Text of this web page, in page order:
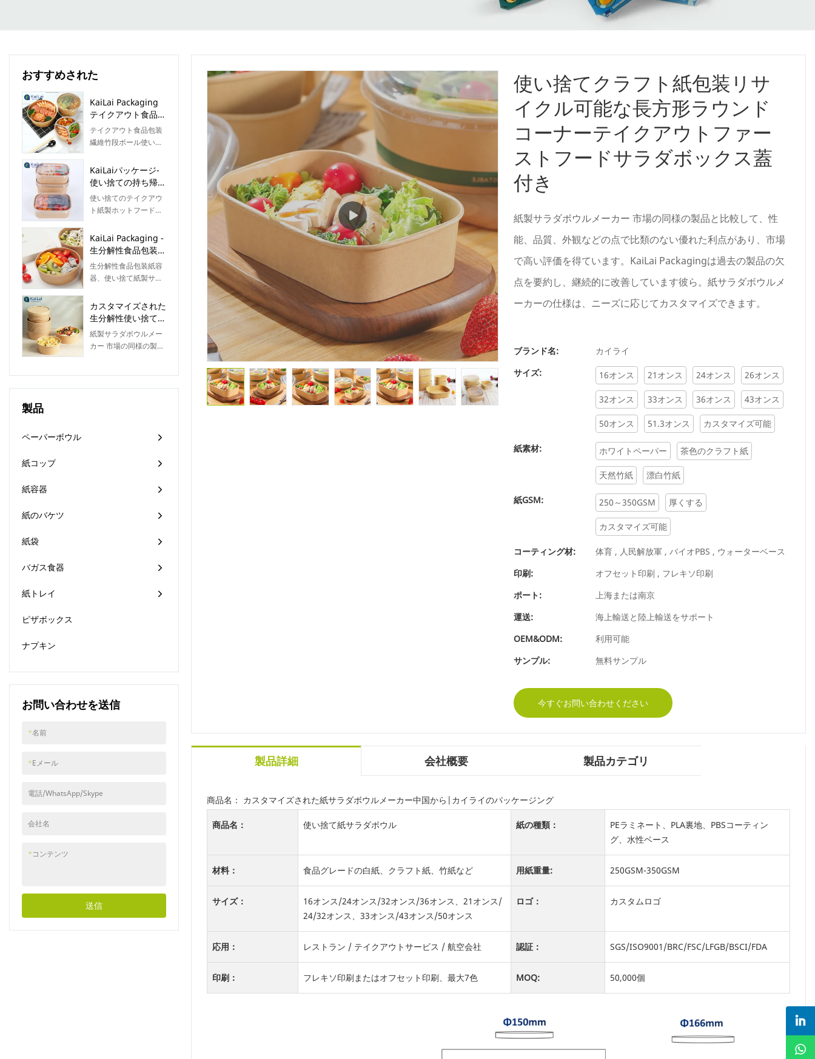
使い捨てクラフト紙包装リサ
イクル可能な長方形ラウンド
コーナーテイクアウトファー
ストフードサラダボックス蓋
付き
紙製サラダボウルメーカー 市場の同様の製品と比較して、性
能、品質、外観などの点で比類のない優れた利点があり、市場
で高い評価を得ています。KaiLai Packagingは過去の製品の欠
点を要約し、継続的に改善しています彼ら。紙サラダボウルメ
ーカーの仕様は、ニーズに応じてカスタマイズできます。
ブランド名:
カイライ
サイズ:
16オンス 21オンス 24オンス 26オンス
32オンス 33オンス 36オンス 43オンス
50オンス 51.3オンス カスタマイズ可能
紙素材: ホワイトペーパー 茶色のクラフト紙
天然竹紙 漂白竹紙
紙GSM: 250～350GSM 厚くする
カスタマイズ可能
コーティング材:
体育 , 人民解放軍 , バイオPBS , ウォーターベース
印刷:
オフセット印刷 , フレキソ印刷
ポート:
上海または南京
運送:
海上輸送と陸上輸送をサポート
OEM&ODM:
利用可能
サンプル:
無料サンプル
今すぐお問い合わせください
製品詳細 会社概要 製品カテゴリ
商品名： カスタマイズされた紙サラダボウルメーカー中国から|カイライのパッケージング
商品名： 使い捨て紙サラダボウル 紙の種類：
PEラミネート、PLA裏地、PBSコーティン
グ、水性ベース
材料： 食品グレードの白紙、クラフト紙、竹紙など 用紙重量: 250GSM-350GSM
サイズ：
16オンス/24オンス/32オンス/36オンス、21オンス/
24/32オンス、33オンス/43オンス/50オンス
ロゴ： カスタムロゴ
応用： レストラン / テイクアウトサービス / 航空会社 認証： SGS/ISO9001/BRC/FSC/LFGB/BSCI/FDA
印刷： フレキソ印刷またはオフセット印刷、最大7色 MOQ: 50,000個
おすすめされた
KaiLai Packaging
テイクアウト食品包
装 使い捨て紙サラ
ダボウルカップ 蓋
テイクアウト食品包装
繊維竹段ボール使い捨
プ印刷蓋付き、高い売
上高は、企業が新しい
的障壁を確立および強
化するのに役立ちま
は長期間にわたって強
力な競争力を維持でき
ます。さらに、この製
品は画期的なイノベー
特徴としています。テ
クノロジーは、市場の
需要をよりよく満たす
ために適用されます。
KaiLaiパッケージ-
使い捨ての持ち帰り
用の紙の温かい食べ
物の容器プラスチッ
ラダボウル
使い捨てのテイクアウ
ト紙製ホットフード容
蓋が付いた長方形の紙
ボウルは、さまざまな
ざまな用途があり、さ
まざまな顧客のさまざ
ます。また、簡潔な構
造と高品質を設計原則
としています。
KaiLai Packaging -
生分解性食品包装紙
容器使い捨て紙サラ
ダボウル caja
生分解性食品包装紙容
器、使い捨て紙製サラ
comida）は、日常生活
の様々な場面で活躍し
も対応できるよう、
KaiLai Packagingでご
なタイプと機能を備え
た製品をご購入いただ
カスタマイズされた
生分解性使い捨てテ
イクアウトラウンド
サラダコンテナクラ
紙製サラダボウルメー
カー 市場の同様の製品
続的に改善しています
メーカーの仕様は、ニ
製品
ペーパーボウル
紙コップ
紙容器
紙のバケツ
紙袋
バガス食器
紙トレイ
ピザボックス
ナプキン
お問い合わせを送信
*名前
*Eメール
電話/WhatsApp/Skype
会社名
*コンテンツ
送信